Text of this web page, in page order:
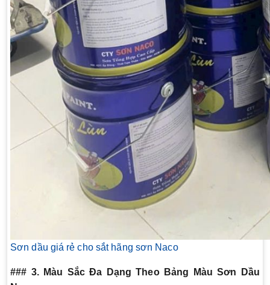
Sơn dầu giá rẻ cho sắt hãng sơn Naco
### 3. Màu Sắc Đa Dạng Theo Bảng Màu Sơn Dầu